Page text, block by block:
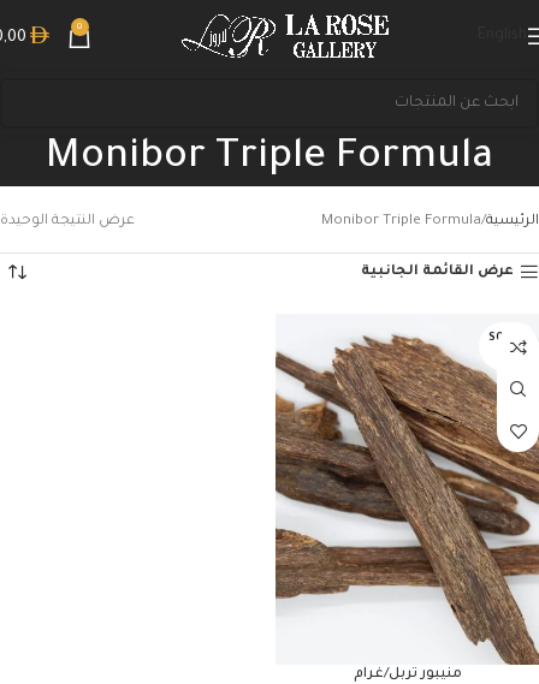
0
Monibor Triple Formula
الرئيسية Monibor Triple Formula عرض النتيجة الوحيدة
عرض القائمة الجانبية
SOLD O
UT
منيبور تربل/غرام